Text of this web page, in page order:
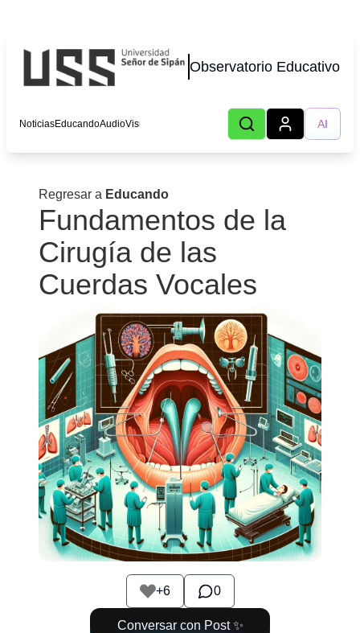
Observatorio Educativo
NoticiasEducandoAudioVisual Autores Eventos CHOTAI
Regresar a Educando
Fundamentos de la
Cirugía de las
Cuerdas Vocales
+6 0
Conversar con Post ✨